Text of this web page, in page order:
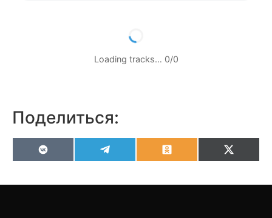
Loading tracks… 0/0
Поделиться:
VK OdnoklassnikiX